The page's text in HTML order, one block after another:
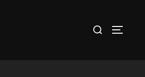
Rechercher :